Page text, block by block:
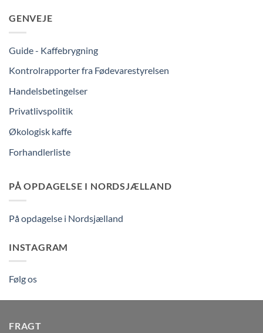
GENVEJE
Guide - Kaffebrygning
Kontrolrapporter fra Fødevarestyrelsen
Handelsbetingelser
Privatlivspolitik
Økologisk kaffe
Forhandlerliste
PÅ OPDAGELSE I NORDSJÆLLAND
På opdagelse i Nordsjælland
INSTAGRAM
Følg os
FRAGT